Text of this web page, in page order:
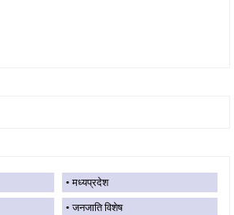
मध्यप्रदेश
जनजाति विशेष